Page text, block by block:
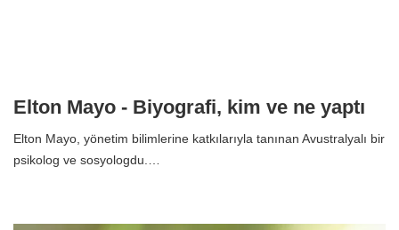
Elton Mayo - Biyografi, kim ve ne yaptı
Elton Mayo, yönetim bilimlerine katkılarıyla tanınan Avustralyalı bir
psikolog ve sosyologdu.…